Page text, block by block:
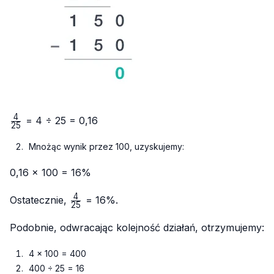
\frac{4}
25
4 = 4 ÷ 25 = 0,16
Mnożąc wynik przez 100, uzyskujemy:
0,16 × 100 = 16%
Ostatecznie, \frac{4}
25
4 = 16%.
Podobnie, odwracając kolejność działań, otrzymujemy:
4 × 100 = 400
400 ÷ 25 = 16